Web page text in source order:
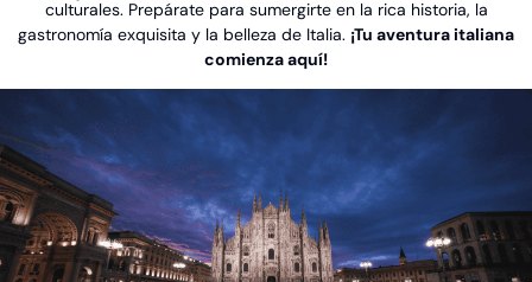
culturales. Prepárate para sumergirte en la rica historia, la
gastronomía exquisita y la belleza de Italia. ¡Tu aventura italiana
comienza aquí!